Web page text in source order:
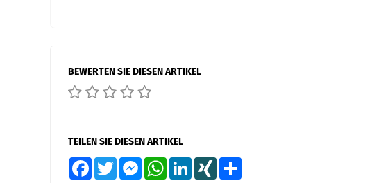
BEWERTEN SIE DIESEN ARTIKEL
TEILEN SIE DIESEN ARTIKEL
FacebookTwitter MessengerWhatsAppLinkedInXING